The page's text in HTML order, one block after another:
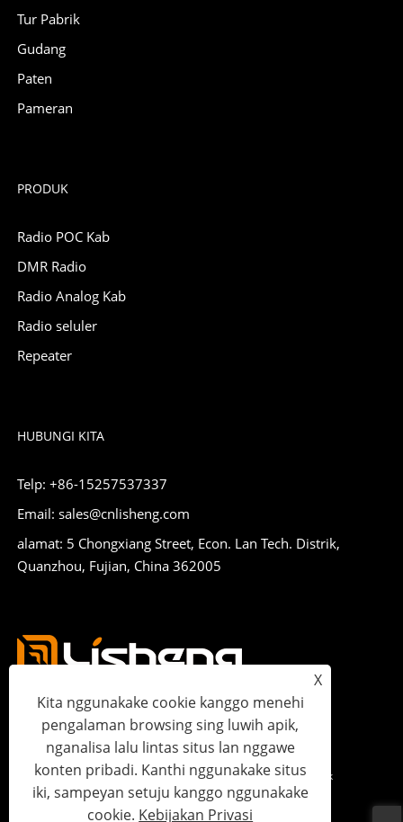
Tur Pabrik
Gudang
Paten
Pameran
PRODUK
Radio POC Kab
DMR Radio
Radio Analog Kab
Radio seluler
Repeater
HUBUNGI KITA
Telp: +86-15257537337
Email: sales@cnlisheng.com
alamat: 5 Chongxiang Street, Econ. Lan Tech. Distrik,
Quanzhou, Fujian, China 362005
Hak Cipta © 2023 Lisheng Communications Co., Ltd. Kabeh Hak
Dilindungi.
X
Kita nggunakake cookie kanggo menehi
pengalaman browsing sing luwih apik,
nganalisa lalu lintas situs lan nggawe
konten pribadi. Kanthi nggunakake situs
iki, sampeyan setuju kanggo nggunakake
cookie. Kebijakan Privasi